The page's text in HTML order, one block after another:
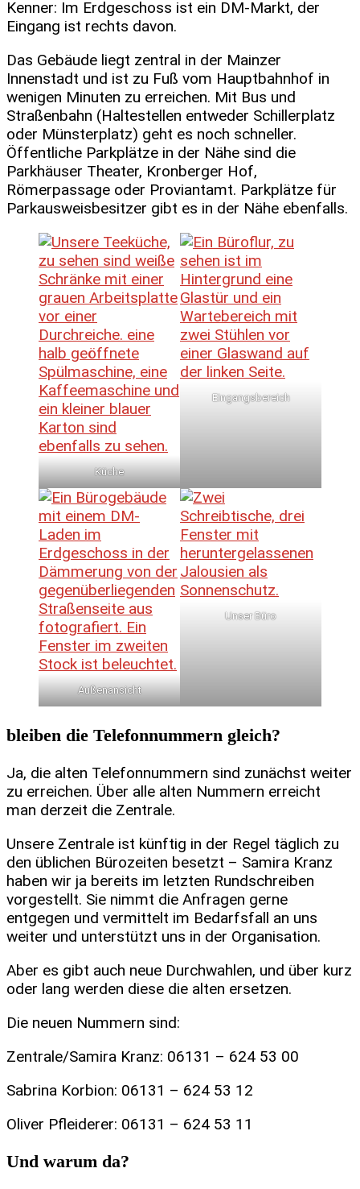
Kenner: Im Erdgeschoss ist ein DM-Markt, der
Eingang ist rechts davon.
Das Gebäude liegt zentral in der Mainzer
Innenstadt und ist zu Fuß vom Hauptbahnhof in
wenigen Minuten zu erreichen. Mit Bus und
Straßenbahn (Haltestellen entweder Schillerplatz
oder Münsterplatz) geht es noch schneller.
Öffentliche Parkplätze in der Nähe sind die
Parkhäuser Theater, Kronberger Hof,
Römerpassage oder Proviantamt. Parkplätze für
Parkausweisbesitzer gibt es in der Nähe ebenfalls.
Küche
Eingangsbereich
Außenansicht
Unser Büro
bleiben die Telefonnummern gleich?
Ja, die alten Telefonnummern sind zunächst weiter
zu erreichen. Über alle alten Nummern erreicht
man derzeit die Zentrale.
Unsere Zentrale ist künftig in der Regel täglich zu
den üblichen Bürozeiten besetzt – Samira Kranz
haben wir ja bereits im letzten Rundschreiben
vorgestellt. Sie nimmt die Anfragen gerne
entgegen und vermittelt im Bedarfsfall an uns
weiter und unterstützt uns in der Organisation.
Aber es gibt auch neue Durchwahlen, und über kurz
oder lang werden diese die alten ersetzen.
Die neuen Nummern sind:
Zentrale/Samira Kranz: 06131 – 624 53 00
Sabrina Korbion: 06131 – 624 53 12
Oliver Pfleiderer: 06131 – 624 53 11
Und warum da?